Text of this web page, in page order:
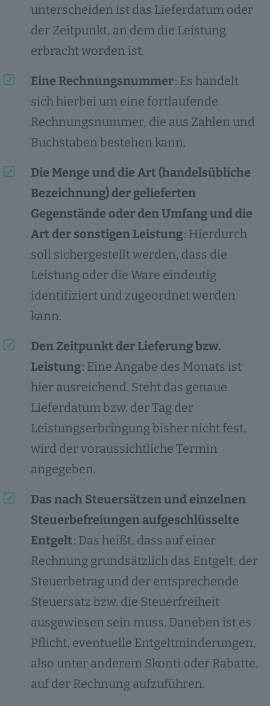
unterscheiden ist das Lieferdatum oder
der Zeitpunkt, an dem die Leistung
erbracht worden ist.
Eine Rechnungsnummer: Es handelt
sich hierbei um eine fortlaufende
Rechnungsnummer, die aus Zahlen und
Buchstaben bestehen kann.
Die Menge und die Art (handelsübliche
Bezeichnung) der gelieferten
Gegenstände oder den Umfang und die
Art der sonstigen Leistung: Hierdurch
soll sichergestellt werden, dass die
Leistung oder die Ware eindeutig
identifiziert und zugeordnet werden
kann.
Den Zeitpunkt der Lieferung bzw.
Leistung: Eine Angabe des Monats ist
hier ausreichend. Steht das genaue
Lieferdatum bzw. der Tag der
Leistungserbringung bisher nicht fest,
wird der voraussichtliche Termin
angegeben.
Das nach Steuersätzen und einzelnen
Steuerbefreiungen aufgeschlüsselte
Entgelt: Das heißt, dass auf einer
Rechnung grundsätzlich das Entgelt, der
Steuerbetrag und der entsprechende
Steuersatz bzw. die Steuerfreiheit
ausgewiesen sein muss. Daneben ist es
Pflicht, eventuelle Entgeltminderungen,
also unter anderem Skonti oder Rabatte,
auf der Rechnung aufzuführen.